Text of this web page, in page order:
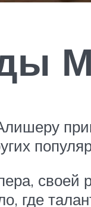
своей
где